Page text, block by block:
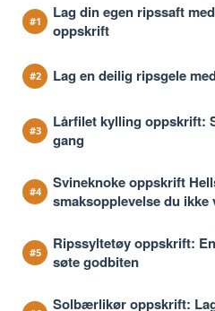
Lag din egen ripssaft
oppskrift
Lag en deilig ripsgele
Lårfilet kylling oppskrift:
gang
Svineknoke oppskrift
smaksopplevelse du ikke
Ripssyltetøy oppskrift:
søte godbiten
Solbærlikør oppskrift: